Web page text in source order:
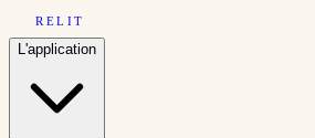
RELIT
L'application